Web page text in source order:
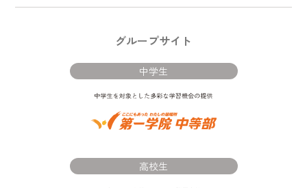
グループサイト
中学生
高校生